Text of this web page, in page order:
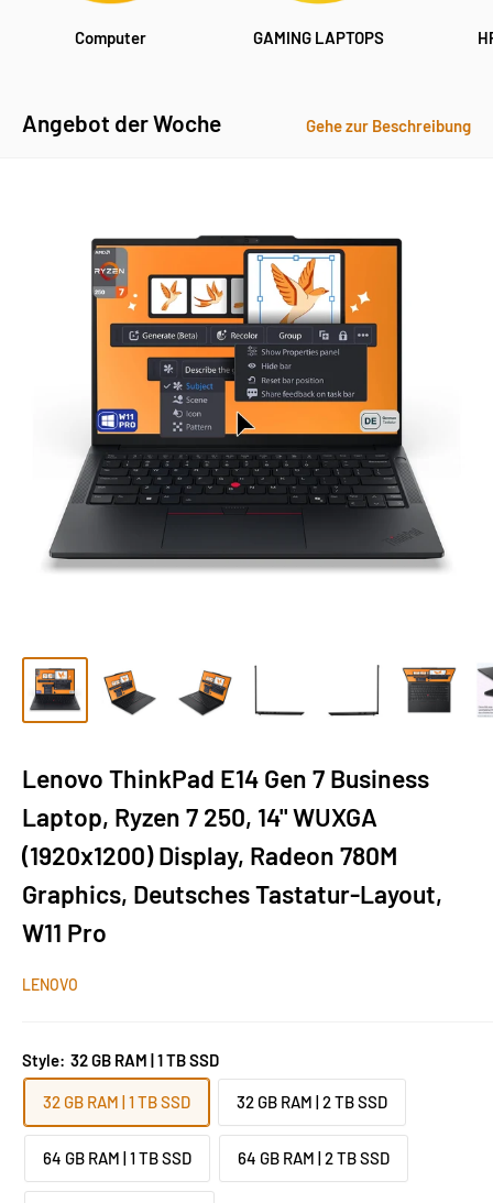
Computer GAMING LAPTOPS
Angebot der Woche Gehe zur Beschreibung
Lenovo ThinkPad E14 Gen 7 Business
Laptop, Ryzen 7 250, 14" WUXGA
(1920x1200) Display, Radeon 780M
Graphics, Deutsches Tastatur-Layout,
W11 Pro
LENOVO
Style: 32 GB RAM | 1 TB SSD
32 GB RAM | 1 TB SSD 32 GB RAM | 2 TB SSD
64 GB RAM | 1 TB SSD 64 GB RAM | 2 TB SSD